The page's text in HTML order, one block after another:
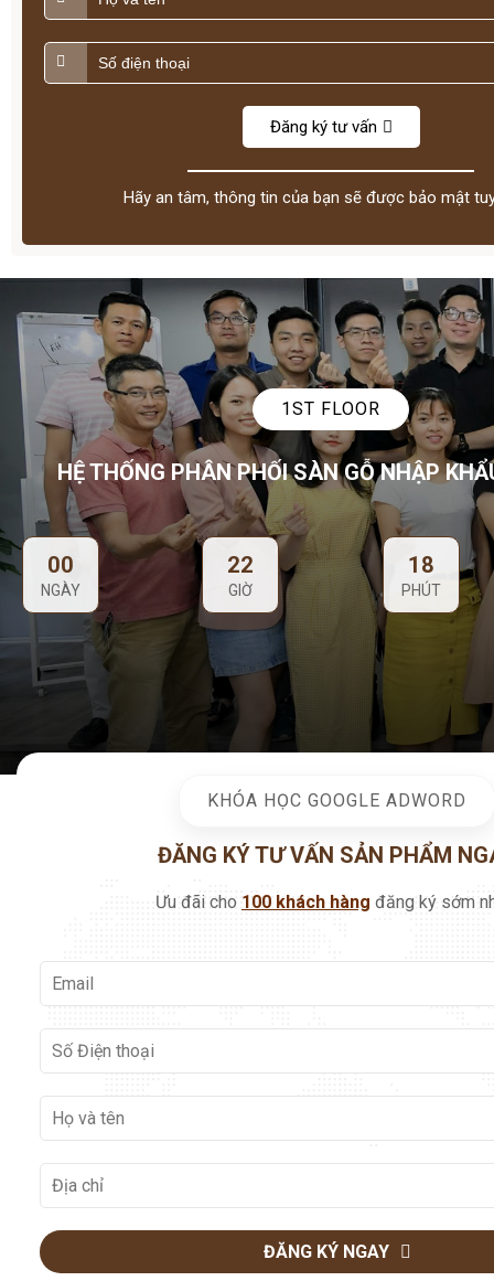
Đăng ký tư vấn
Hãy an tâm, thông tin của bạn sẽ được bảo mật
1ST FLOOR
HỆ THỐNG PHÂN PHỐI SÀN GỖ NHẬP
00
NGÀY
22
GIỜ
18
PHÚT
KHÓA HỌC GOOGLE ADWORD
ĐĂNG KÝ TƯ VẤN SẢN PHẨM
Ưu đãi cho 100 khách hàng đăng ký sớm
ĐĂNG KÝ NGAY